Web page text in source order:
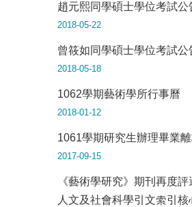
趙元熙同學碩士學位考試公
2018-05-22
曾筱如同學碩士學位考試公
2018-05-18
1062學期藝術學所行事曆
2018-01-12
1061學期研究生辦理畢業
2017-09-15
《藝術學研究》期刊再度
人文及社會科學引文索引核